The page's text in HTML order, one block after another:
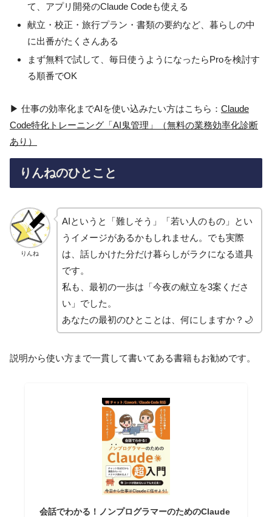
て、アプリ開発のClaude Codeも使える
献立・校正・旅行プラン・書類の要約など、暮らしの中
に出番がたくさんある
まず無料で試して、毎日使うようになったらProを検討す
る順番でOK
▶ 仕事の効率化までAIを使い込みたい方はこちら： Claude
Code特化トレーニング「AI鬼管理」（無料の業務効率化診断
あり）
りんねのひとこと
りんね
AIというと「難しそう」「若い人のもの」とい
うイメージがあるかもしれません。でも実際
は、話しかけた分だけ暮らしがラクになる道具
です。
私も、最初の一歩は「今夜の献立を3案くださ
い」でした。
あなたの最初のひとことは、何にしますか？🌙
説明から使い方まで一貫して書いてある書籍もお勧めです。
会話でわかる！ノンプログラマーのためのClaude